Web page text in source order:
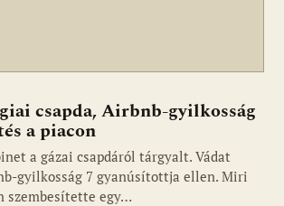
csapda, Airbnb-gyilkosság
a piacon
a gázai csapdáról tárgyalt. Vádat
gyilkosság 7 gyanúsítottja ellen. Miri
szembesítette egy…